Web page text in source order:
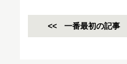
一番最初の記事